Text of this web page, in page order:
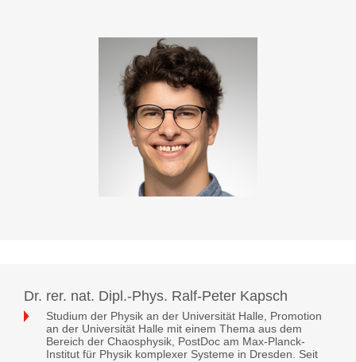
Dr. rer. nat. Dipl.-Phys. Ralf-Peter Kapsch
Studium der Physik an der Universität Halle, Promotion
an der Universität Halle mit einem Thema aus dem
Bereich der Chaosphysik, PostDoc am Max-Planck-
Institut für Physik komplexer Systeme in Dresden. Seit